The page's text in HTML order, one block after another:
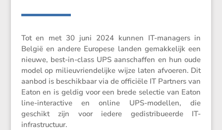
Tot en met 30 juni 2024 kunnen IT-managers in
België en andere Europese landen gemak­ke­lijk een
nieuwe, best-in-class UPS aanschaffen en hun oude
model op milieu­vrien­de­lijke wijze laten afvoeren. Dit
aanbod is beschik­baar via de officiële IT Partners van
Eaton en is geldig voor een brede selectie van Eaton
line-inter­ac­tive en online UPS-modellen, die
geschikt zijn voor iedere gedis­tri­bu­eerde IT-
infrastructuur.